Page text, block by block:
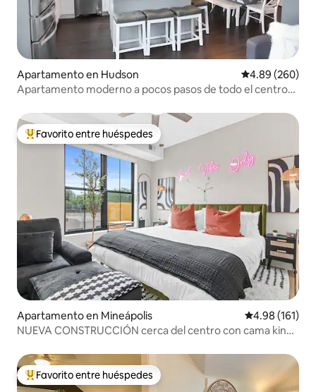
Apartamento en Hudson Calificación
4.89 (260)
Apartamento moderno a pocos pasos de todo el centro
Favorito entre huéspedes preferido
Favorito entre huéspedes
Apartamento en Mineápolis Calificación
4.98 (161)
NUEVA CONSTRUCCIÓN cerca del centro con cama king,
Favorito entre huéspedes preferido
Favorito entre huéspedes